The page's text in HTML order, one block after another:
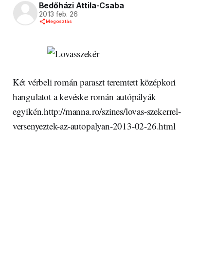
Bedőházi Attila-Csaba
2013 feb. 26
Megosztás
Két vérbeli román paraszt teremtett középkori
hangulatot a kevéske román autópályák
egyikén.http://manna.ro/szines/lovas-szekerrel-
versenyeztek-az-autopalyan-2013-02-26.html